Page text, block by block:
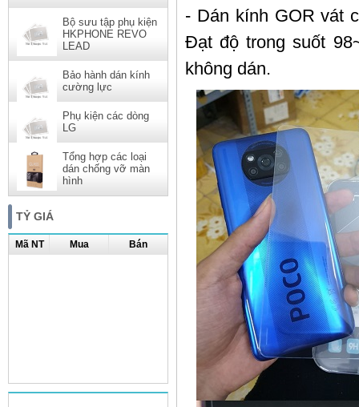
Bộ sưu tập phụ kiện
HKPHONE REVO
LEAD
Bảo hành dán kính
cường lực
Phụ kiện các dòng
LG
Tổng hợp các loại
dán chống vỡ màn
hình
TỶ GIÁ
Mã NT Mua Bán
- Dán kính GOR vát
Đạt độ trong suốt
không dán.